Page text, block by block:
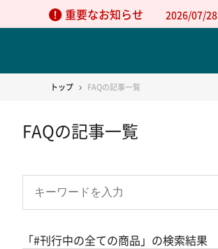
2026/07/28
重要なお知らせ
トップ FAQの記事一覧
FAQの記事一覧
「#刊行中の全ての商品」の検索結果